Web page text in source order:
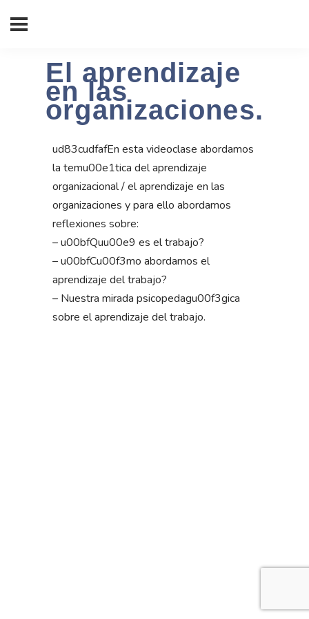
El aprendizaje
en las
organizaciones.
ud83cudfafEn esta videoclase abordamos
la temu00e1tica del aprendizaje
organizacional / el aprendizaje en las
organizaciones y para ello abordamos
reflexiones sobre:
– u00bfQuu00e9 es el trabajo?
– u00bfCu00f3mo abordamos el
aprendizaje del trabajo?
– Nuestra mirada psicopedagu00f3gica
sobre el aprendizaje del trabajo.